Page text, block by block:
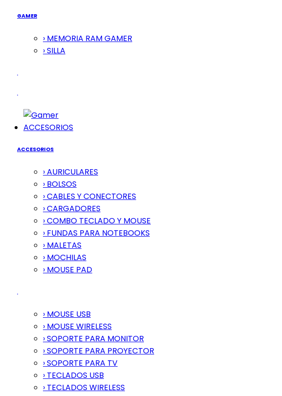
GAMER
› MEMORIA RAM GAMER
› SILLA
ACCESORIOS
ACCESORIOS
› AURICULARES
› BOLSOS
› CABLES Y CONECTORES
› CARGADORES
› COMBO TECLADO Y MOUSE
› FUNDAS PARA NOTEBOOKS
› MALETAS
› MOCHILAS
› MOUSE PAD
› MOUSE USB
› MOUSE WIRELESS
› SOPORTE PARA MONITOR
› SOPORTE PARA PROYECTOR
› SOPORTE PARA TV
› TECLADOS USB
› TECLADOS WIRELESS